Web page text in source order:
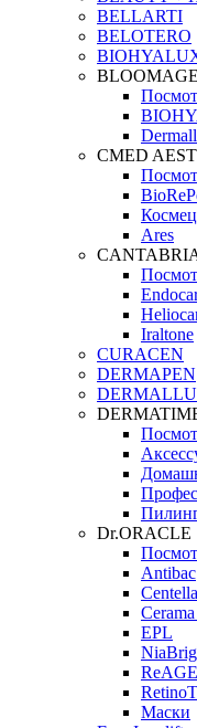
BELLARTI
BELOTERO
CMED
Ares
Iraltone
CURACEN
DERMAPEN
Dr.ORACLE
Antibac
EPL
Маски